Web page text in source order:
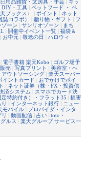
日用品雑貨・文房具・手芸 | キッ
DIY・工具 | ペットフード ・ ペ
ブックス ） | ポイント | ネット
誌コラボ） | 贈り物・ギフト | フ
ゾーン | サンリオゾーン | まち
| 開催中イベント一覧 | 福袋＆
| お中元 | 敬老の日 | ハロウィ
| 電子書籍 楽天Kobo | ゴルフ場予
売 | 写真プリント | 美容室・ヘ
アウトソーシング | 楽天スーパー
イントカード | おでかけでポイ
| ネット証券（株・FX・投資信
済システム | スマホでカード決
特約付き）・フラット35 | 損害
| インターネット銀行 | ニュー
モバイル | プロバイダ・インタ
| 動画配信 | 占い | toto・
ルス | 楽天グループ サービス一